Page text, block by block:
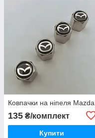
Ковпачки на ніпеля Mazda
135 ₴/комплект
Купити